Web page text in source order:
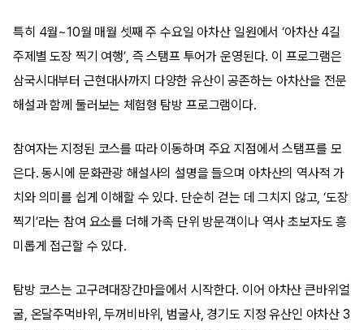
특히 4월~10월 매월 셋째 주 수요일 아차산 일원에서 ‘아차산 4길
주제별 도장 찍기 여행’, 즉 스탬프 투어가 운영된다. 이 프로그램은
삼국시대부터 근현대사까지 다양한 유산이 공존하는 아차산을 전문
해설과 함께 둘러보는 체험형 탐방 프로그램이다.
참여자는 지정된 코스를 따라 이동하며 주요 지점에서 스탬프를 모
은다. 동시에 문화관광 해설사의 설명을 들으며 아차산의 역사적 가
치와 의미를 쉽게 이해할 수 있다. 단순히 걷는 데 그치지 않고, ‘도장
찍기’라는 참여 요소를 더해 가족 단위 방문객이나 역사 초보자도 흥
미롭게 접근할 수 있다.
탐방 코스는 고구려대장간마을에서 시작한다. 이어 아차산 큰바위얼
굴, 온달주먹바위, 두꺼비바위, 범굴사, 경기도 지정 유산인 아차산 3